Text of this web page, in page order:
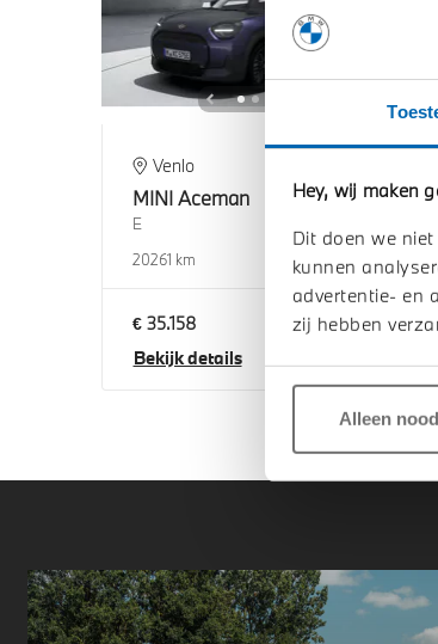
Hey, wij maken
Dit doen we
kunnen
advertentie- en
zij hebben
Alleen
Venlo
MINI Aceman
E
20261 km
€ 35.158
Bekijk details